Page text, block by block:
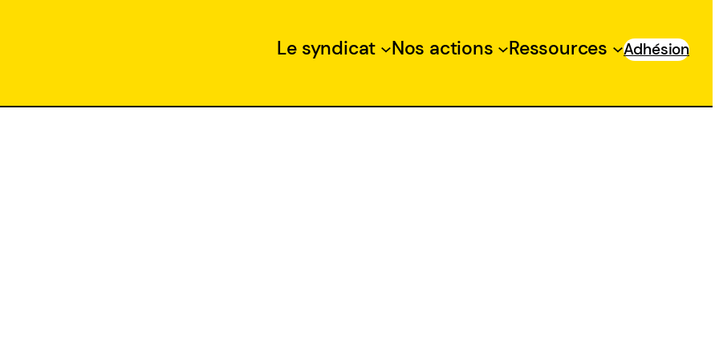
Le syndicat Nos actions Ressources Adhésion